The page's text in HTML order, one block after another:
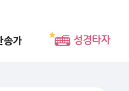
송가 성경타자